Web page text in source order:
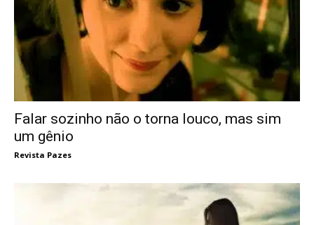
Falar sozinho não o torna louco, mas sim
um gênio
Revista Pazes